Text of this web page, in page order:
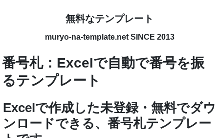
無料なテンプレート
muryo-na-template.net SINCE 2013
番号札：Excelで自動で番号を振
るテンプレート
Excelで作成した未登録・無料でダウ
ンロードできる、番号札テンプレー